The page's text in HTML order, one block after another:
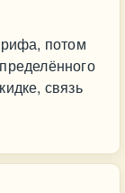
потом
связь